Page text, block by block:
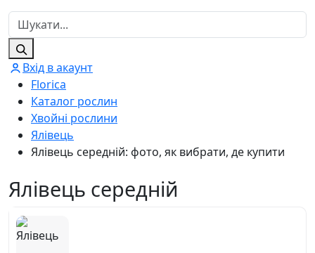
Вхід в акаунт
Florica
Каталог рослин
Хвойні рослини
Ялівець
Ялівець середній: фото, як вибрати, де купити
Ялівець середній